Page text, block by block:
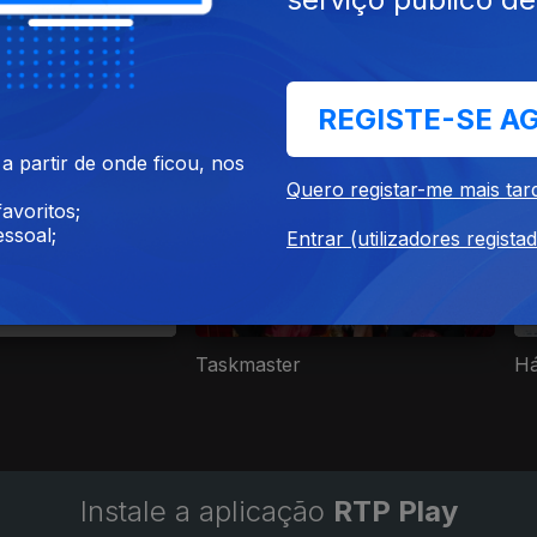
Taskmaster
Instale a aplicação RTP Play
partir de onde ficou, nos
REGISTE-SE
Quero registar-me mais
Entrar (utilizadores